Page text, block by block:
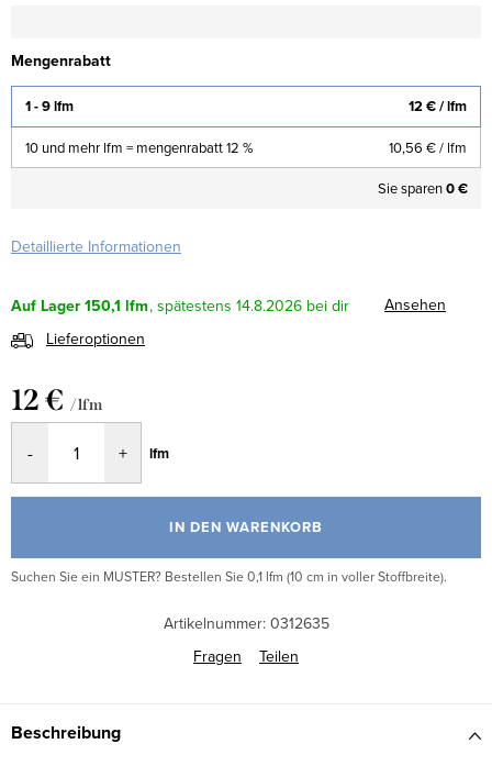
Mengenrabatt
1 - 9 lfm 12 €/ lfm
10 und mehr lfm = mengenrabatt 12 % 10,56 €/ lfm
Sie sparen0 €
Detaillierte Informationen
Auf Lager 150,1 lfm 14.8.2026
Ansehen
Lieferoptionen
12 € / lfm
lfm
IN DEN WARENKORB
Suchen Sie ein MUSTER? Bestellen Sie 0,1 lfm (10 cm in voller Stoffbreite).
Artikelnummer: 0312635
Fragen
Teilen
Beschreibung